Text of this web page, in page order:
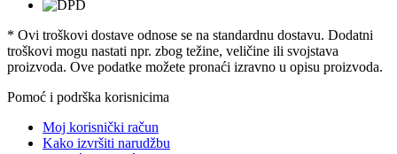
* Ovi troškovi dostave odnose se na standardnu ​​dostavu. Dodatni
troškovi mogu nastati npr. zbog težine, veličine ili svojstava
proizvoda. Ove podatke možete pronaći izravno u opisu proizvoda.
Pomoć i podrška korisnicima
Moj korisnički račun
Kako izvršiti narudžbu